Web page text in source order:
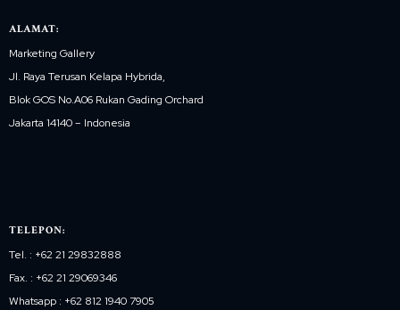
ALAMAT:
Marketing Gallery
Jl. Raya Terusan Kelapa Hybrida,
Blok GOS No.A06 Rukan Gading Orchard
Jakarta 14140 – Indonesia
TELEPON:
Tel. : +62 21 29832888
Fax. : +62 21 29069346
Whatsapp : +62 812 1940 7905